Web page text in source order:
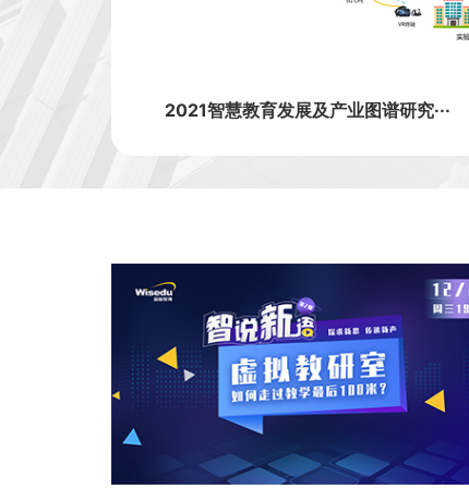
2021智慧教育发展及产业图谱研究···